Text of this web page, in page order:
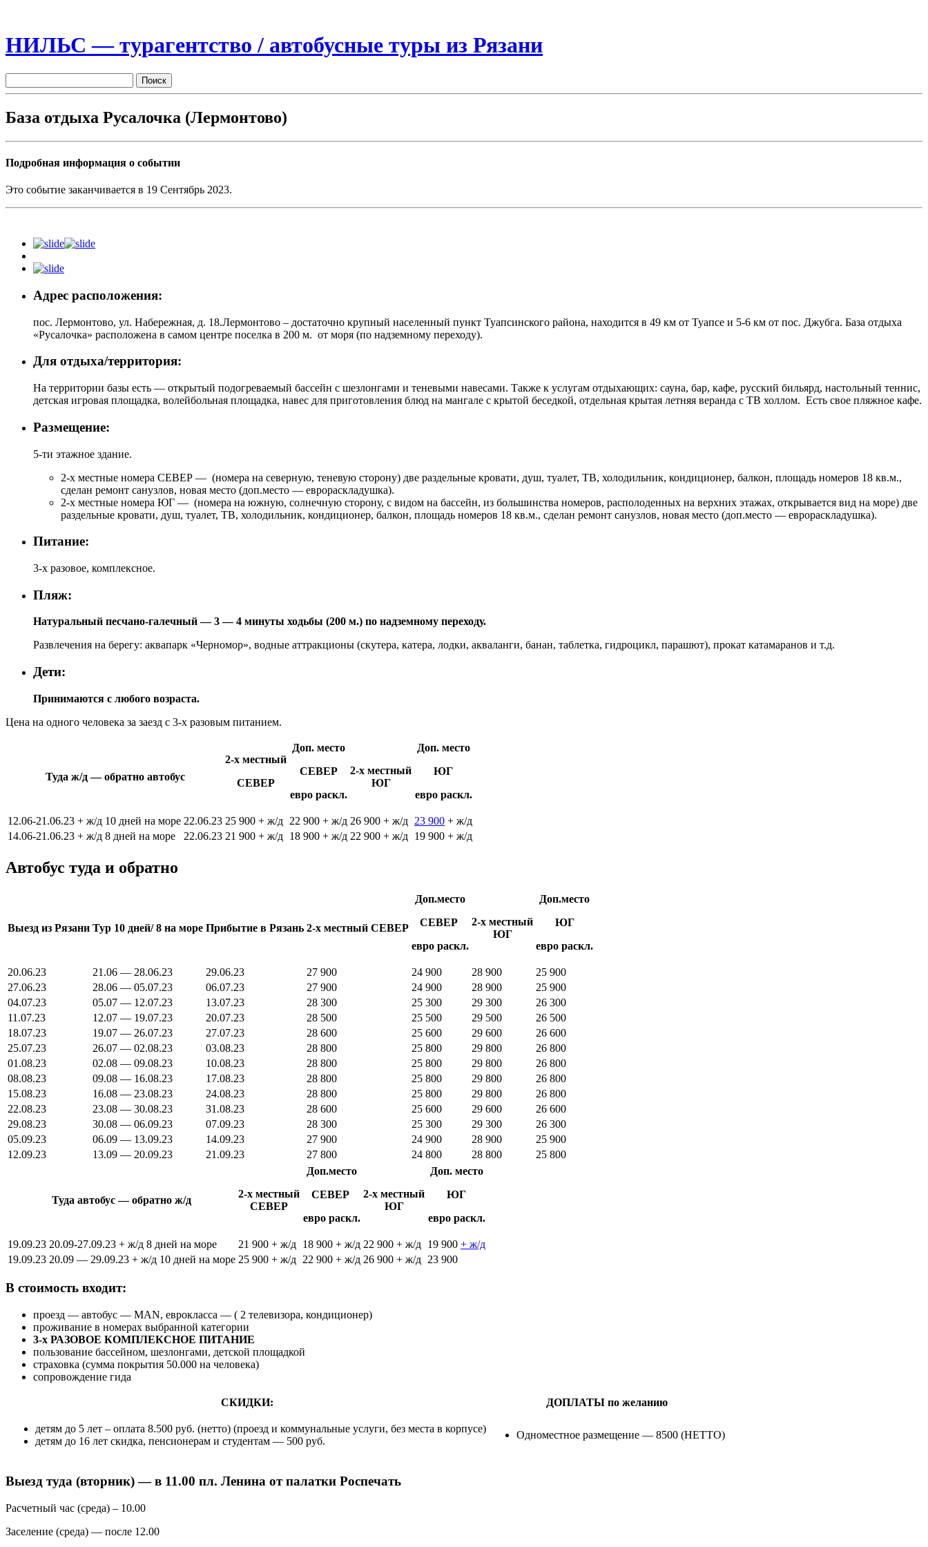
НИЛЬС — турагентство / автобусные туры из Рязани
База отдыха Русалочка (Лермонтово)
Подробная информация о событии
Это событие заканчивается в 19 Сентябрь 2023.
Адрес расположения:
пос. Лермонтово, ул. Набережная, д. 18.Лермонтово – достаточно крупный населенный пункт Туапсинского района, находится в 49 км от Туапсе и 5-6 км от пос. Джубга. База отдыха
«Русалочка» расположена в самом центре поселка в 200 м. от моря (по надземному переходу).
Для отдыха/территория:
На территории базы есть — открытый подогреваемый бассейн с шезлонгами и теневыми навесами. Также к услугам отдыхающих: сауна, бар, кафе, русский бильярд, настольный теннис,
детская игровая площадка, волейбольная площадка, навес для приготовления блюд на мангале с крытой беседкой, отдельная крытая летняя веранда с ТВ холлом. Есть свое пляжное кафе.
Размещение:
5-ти этажное здание.
2-х местные номера СЕВЕР — (номера на северную, теневую сторону) две раздельные кровати, душ, туалет, ТВ, холодильник, кондиционер, балкон, площадь номеров 18 кв.м.,
сделан ремонт санузлов, новая место (доп.место — еврораскладушка).
2-х местные номера ЮГ — (номера на южную, солнечную сторону, с видом на бассейн, из большинства номеров, располоденных на верхних этажах, открывается вид на море) две
раздельные кровати, душ, туалет, ТВ, холодильник, кондиционер, балкон, площадь номеров 18 кв.м., сделан ремонт санузлов, новая место (доп.место — еврораскладушка).
Питание:
3-х разовое, комплексное.
Пляж:
Натуральный песчано-галечный — 3 — 4 минуты ходьбы (200 м.) по надземному переходу.
Развлечения на берегу: аквапарк «Черномор», водные аттракционы (скутера, катера, лодки, акваланги, банан, таблетка, гидроцикл, парашют), прокат катамаранов и т.д.
Дети:
Принимаются с любого возраста.
Цена на одного человека за заезд с 3-х разовым питанием.
Туда ж/д — обратно автобус
2-х местный
СЕВЕР
Доп. место
СЕВЕР
евро раскл.
2-х местный
ЮГ
Доп. место
ЮГ
евро раскл.
12.06-21.06.23 + ж/д 10 дней на море 22.06.23 25 900 + ж/д 22 900 + ж/д 26 900 + ж/д 23 900 + ж/д
14.06-21.06.23 + ж/д 8 дней на море
22.06.23 21 900 + ж/д 18 900 + ж/д 22 900 + ж/д 19 900 + ж/д
Автобус туда и обратно
Выезд из Рязани Тур 10 дней/ 8 на море Прибытие в Рязань 2-х местный СЕВЕР
Доп.место
СЕВЕР
евро раскл.
2-х местный
ЮГ
Доп.место
ЮГ
евро раскл.
20.06.23 21.06 — 28.06.23 29.06.23 27 900 24 900 28 900
25 900
27.06.23
28.06 — 05.07.23 06.07.23 27 900 24 900 28 900
25 900
04.07.23
05.07 — 12.07.23 13.07.23 28 300 25 300 29 300
26 300
11.07.23
12.07 — 19.07.23 20.07.23 28 500 25 500 29 500
26 500
18.07.23
19.07 — 26.07.23 27.07.23 28 600 25 600 29 600
26 600
25.07.23
26.07 — 02.08.23 03.08.23 28 800 25 800 29 800
26 800
01.08.23
02.08 — 09.08.23 10.08.23 28 800 25 800 29 800
26 800
08.08.23
09.08 — 16.08.23 17.08.23 28 800 25 800 29 800
26 800
15.08.23
16.08 — 23.08.23 24.08.23 28 800 25 800 29 800
26 800
22.08.23
23.08 — 30.08.23 31.08.23 28 600 25 600 29 600
26 600
29.08.23
30.08 — 06.09.23 07.09.23 28 300 25 300 29 300
26 300
05.09.23
06.09 — 13.09.23 14.09.23 27 900 24 900 28 900
25 900
12.09.23
13.09 — 20.09.23 21.09.23 27 800 24 800 28 800 25 800
Туда автобус — обратно ж/д
2-х местный
СЕВЕР
Доп.место
СЕВЕР
евро раскл.
2-х местный
ЮГ
Доп. место
ЮГ
евро раскл.
19.09.23 20.09-27.09.23 + ж/д 8 дней на море 21 900 + ж/д 18 900 + ж/д 22 900 + ж/д 19 900 + ж/д
19.09.23 20.09 — 29.09.23 + ж/д 10 дней на море 25 900 + ж/д 22 900 + ж/д 26 900 + ж/д 23 900
В стоимость входит:
проезд — автобус — MAN, еврокласса — ( 2 телевизора, кондиционер)
проживание в номерах выбранной категории
3-х РАЗОВОЕ КОМПЛЕКСНОЕ ПИТАНИЕ
пользование бассейном, шезлонгами, детской площадкой
страховка (сумма покрытия 50.000 на человека)
сопровождение гида
СКИДКИ: ДОПЛАТЫ по желанию
детям до 5 лет – оплата 8.500 руб. (нетто) (проезд и коммунальные услуги, без места в корпусе)
детям до 16 лет скидка, пенсионерам и студентам — 500 руб.
Одноместное размещение — 8500 (НЕТТО)
Выезд туда (вторник) — в 11.00 пл. Ленина от палатки Роспечать
Расчетный час (среда) – 10.00
Заселение (среда) — после 12.00